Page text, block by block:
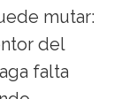
mutar:
del
falta